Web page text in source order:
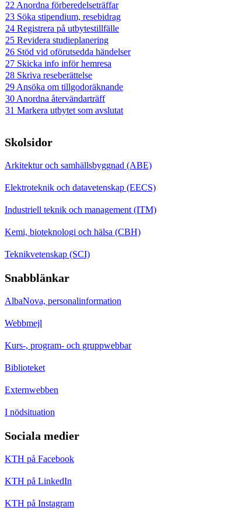
22 Anordna förberedelseträffar
23 Söka stipendium, resebidrag
24 Registrera på utbytestillfälle
25 Revidera studieplanering
26 Stöd vid oförutsedda händelser
27 Skicka info inför hemresa
28 Skriva reseberättelse
29 Ansöka om tillgodoräknande
30 Anordna återvändarträff
31 Markera utbytet som avslutat
Skolsidor
Arkitektur och samhällsbyggnad (ABE)
Elektroteknik och datavetenskap (EECS)
Industriell teknik och management (ITM)
Kemi, bioteknologi och hälsa (CBH)
Teknikvetenskap (SCI)
Snabblänkar
AlbaNova, personalinformation
Webbmejl
Kurs-, program- och gruppwebbar
Biblioteket
Externwebben
I nödsituation
Sociala medier
KTH på Facebook
KTH på LinkedIn
KTH på Instagram